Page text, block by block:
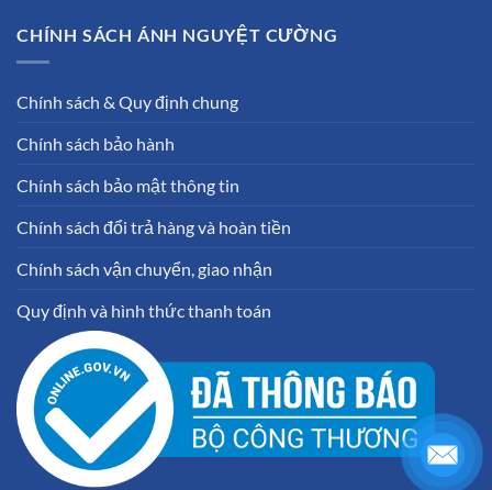
CHÍNH SÁCH ÁNH NGUYỆT CƯỜNG
Chính sách & Quy định chung
Chính sách bảo hành
Chính sách bảo mật thông tin
Chính sách đổi trả hàng và hoàn tiền
Chính sách vận chuyển, giao nhận
Quy định và hình thức thanh toán